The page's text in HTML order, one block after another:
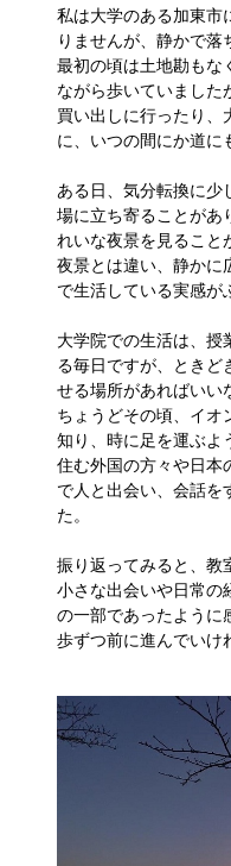
私は大学のある加東市
りませんが、静かで落
最初の頃は土地勘もな
ながら歩いていまし
買い出しに行ったり、
に、いつの間にか道に
ある日、気分転換に
場に立ち寄ることがあ
れいな夜景を見ること
夜景とは違い、静かに
で生活している実感が
大学院での生活は、
る毎日ですが、とき
せる場所があればいい
ちょうどその頃、イオ
知り、時に足を運ぶよ
住む外国の方々や日本
で人と出会い、会話を
た。
振り返ってみると、教
小さな出会いや日常の
の一部であったように
歩ずつ前に進んでいけ